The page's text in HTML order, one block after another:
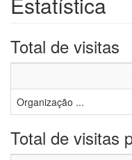
Total de visitas
Organização ...
Total de visitas